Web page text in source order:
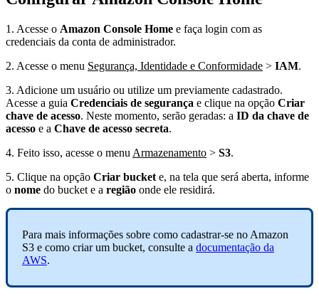
1. Acesse o Amazon Console Home e faça login com as
credenciais da conta de administrador.
2. Acesse o menu Segurança, Identidade e Conformidade > IAM.
3. Adicione um usuário ou utilize um previamente cadastrado.
Acesse a guia Credenciais de segurança e clique na opção Criar
chave de acesso. Neste momento, serão geradas: a ID da chave de
acesso e a Chave de acesso secreta.
4. Feito isso, acesse o menu Armazenamento > S3.
5. Clique na opção Criar bucket e, na tela que será aberta, informe
o nome do bucket e a região onde ele residirá.
Para mais informações sobre como cadastrar-se no Amazon
S3 e como criar um bucket, consulte a documentação da
AWS.